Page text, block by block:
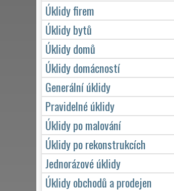
ÚKLID A ÚKLIDOVÉ
Franchisová síť EXTRA
Rokycan profesionální,
Poskytujeme náš servis 24
víkendů či státních svátků.
zárukou kvalitně odvedené
Úklidy firem
Úklidy bytů
Úklidy domů
Úklidy domácností
Generální úklidy
Pravidelné úklidy
Úklidy po malování
Úklidy po rekonstrukcích
Jednorázové úklidy
Úklidy obchodů a prodejen